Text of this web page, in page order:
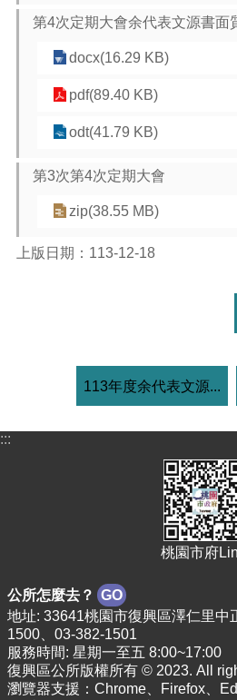
第4次定期大會余代表文源書面
docx(16.29 KB)
pdf(89.40 KB)
odt(41.79 KB)
第3次第4次定期大會
zip(38.55 MB)
上版日期：113-12-18
113年度余代表文源...
:::
桃園市府
公所怎麼去？ GO
地址: 33641桃園市復興區澤仁里中
1500、03-382-1501
服務時間: 星期一至五 8:00~17:00
復興區公所版權所有 © 2023. All
瀏覽器支援：Chrome、Firefox、